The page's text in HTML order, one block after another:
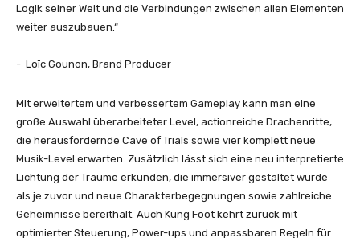
Logik seiner Welt und die Verbindungen zwischen allen Elementen
weiter auszubauen.“
​- ​ Loïc Gounon, Brand Producer
Mit erweitertem und verbessertem Gameplay kann man eine
große Auswahl überarbeiteter Level, actionreiche Drachenritte,
die herausfordernde Cave of Trials sowie vier komplett neue
Musik-Level erwarten. Zusätzlich lässt sich eine neu interpretierte
Lichtung der Träume erkunden, die immersiver gestaltet wurde
als je zuvor und neue Charakterbegegnungen sowie zahlreiche
Geheimnisse bereithält. Auch Kung Foot kehrt zurück mit
optimierter Steuerung, Power-ups und anpassbaren Regeln für